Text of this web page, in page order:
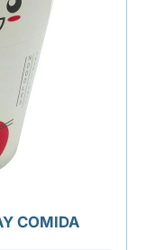
COMIDA